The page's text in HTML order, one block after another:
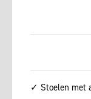
✓ Stoelen met